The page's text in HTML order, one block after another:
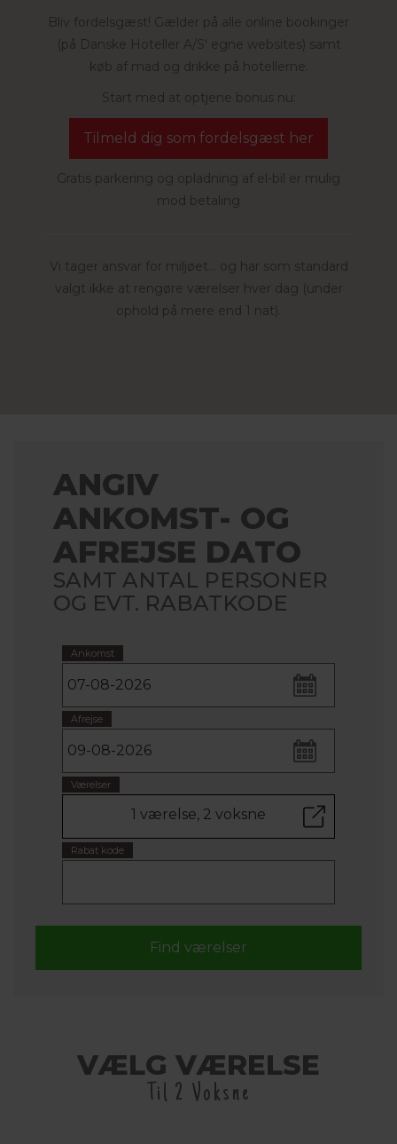
Bliv fordelsgæst! Gælder på alle online bookinger
(på Danske Hoteller A/S' egne websites) samt
køb af mad og drikke på hotellerne.
Start med at optjene bonus nu:
Tilmeld dig som fordelsgæst her
Gratis parkering og opladning af el-bil er mulig
mod betaling
Vi tager ansvar for miljøet... og har som standard
valgt ikke at rengøre værelser hver dag (under
ophold på mere end 1 nat).
ANGIV
ANKOMST- OG
AFREJSE DATO
SAMT ANTAL PERSONER
OG EVT. RABATKODE
Ankomst
Afrejse
Værelser
1 værelse, 2 voksne
Rabat kode
VÆLG VÆRELSE
Til 2 Voksne